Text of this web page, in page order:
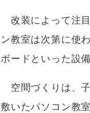
改装によって注
ン教室は次第に使
ボードといった設
空間づくりは、
敷いたパソコン教